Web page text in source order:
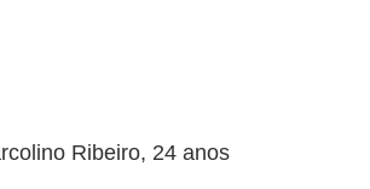
Ribeiro, 24 anos